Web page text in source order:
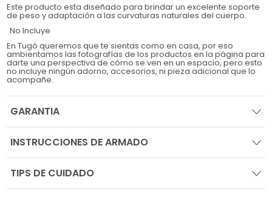
Este producto esta diseñado para brindar un excelente soporte
de peso y adaptación a las curvaturas naturales del cuerpo.
No Incluye
En Tugó queremos que te sientas como en casa, por eso
ambientamos las fotografías de los productos en la página para
darte una perspectiva de cómo se ven en un espacio, pero esto
no incluye ningún adorno, accesorios, ni pieza adicional que lo
acompañe.
GARANTIA
INSTRUCCIONES DE ARMADO
TIPS DE CUIDADO